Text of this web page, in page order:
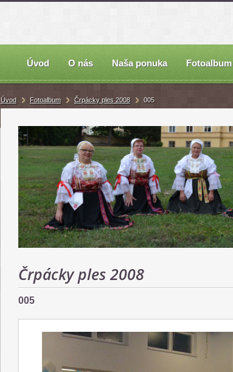
Úvod O nás Naša ponuka Fotoalbum
Úvod Fotoalbum Črpácky ples 2008 005
Črpácky ples 2008
005